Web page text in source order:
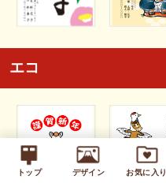
トップ デザイン お気に入り
エコ